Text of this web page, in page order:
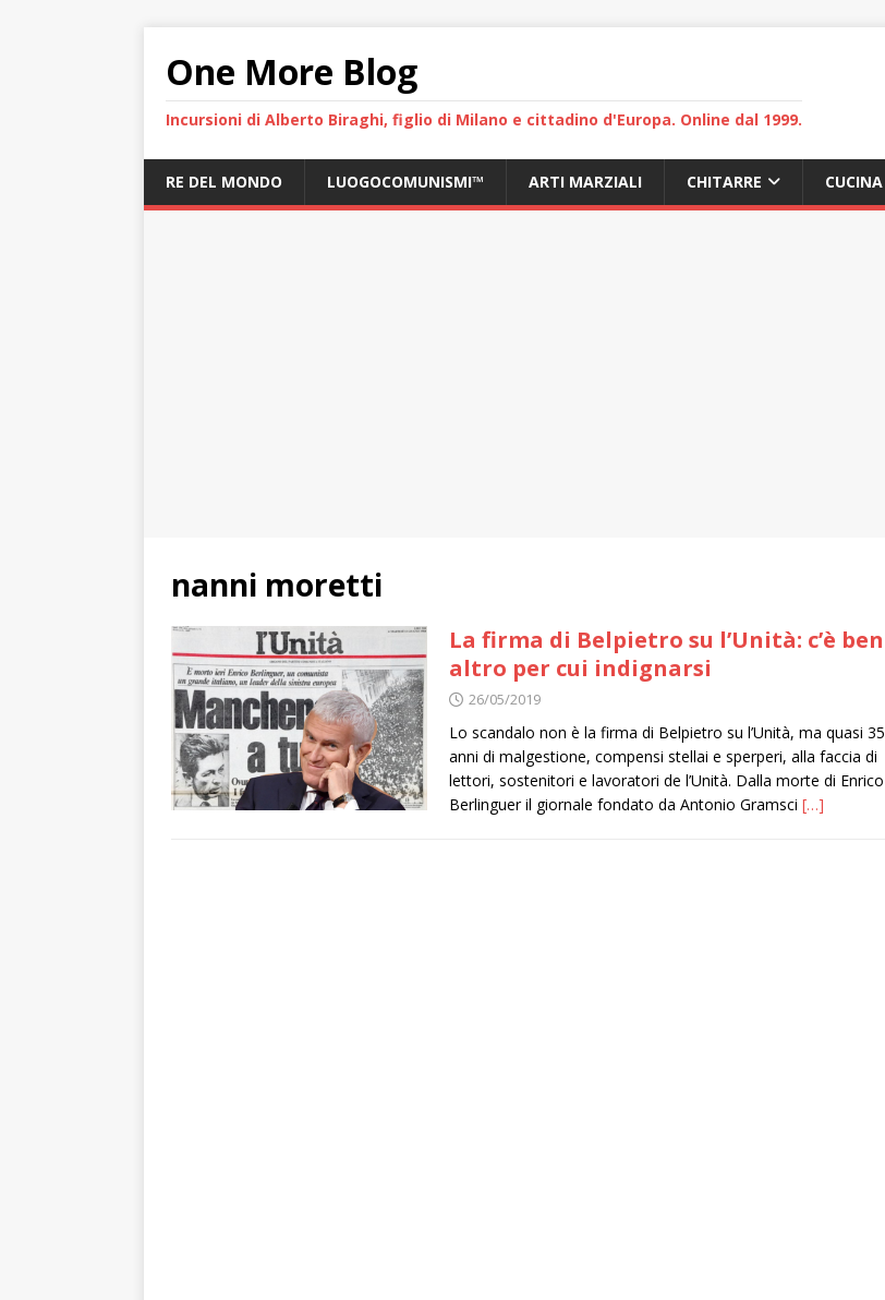
One More Blog
Incursioni di Alberto Biraghi, figlio di Milano e cittadino d'Europa. Online dal 1999.
RE DEL MONDO LUOGOCOMUNISMI™ ARTI MARZIALI CHITARRE CUCINA
nanni moretti
La firma di Belpietro su l’Unità: c’è ben
altro per cui indignarsi
26/05/2019
Lo scandalo non è la firma di Belpietro su l’Unità, ma quasi 35
anni di malgestione, compensi stellai e sperperi, alla faccia di
lettori, sostenitori e lavoratori de l’Unità. Dalla morte di Enrico
Berlinguer il giornale fondato da Antonio Gramsci […]